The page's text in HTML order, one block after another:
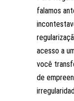
falamos
acesso a
você
de